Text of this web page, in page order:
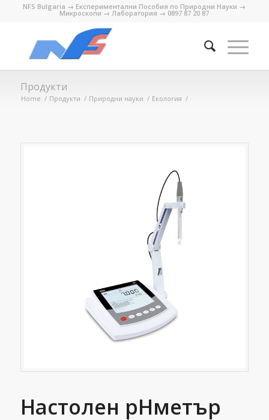
NFS Bulgaria → Експериментални Пособия по Природни Науки →
Микроскопи → Лаборатория → 0897 87 20 87
Продукти
Home / Продукти / Природни науки / Екология /
Настолен pHметър